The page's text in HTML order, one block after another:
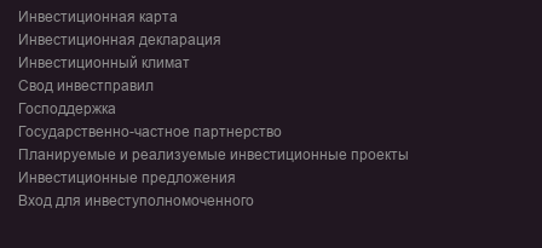
Инвестиционная карта
Инвестиционная декларация
Инвестиционный климат
Свод инвестправил
Господдержка
Государственно-частное партнерство
Планируемые и реализуемые инвестиционные проекты
Инвестиционные предложения
Вход для инвеступолномоченного